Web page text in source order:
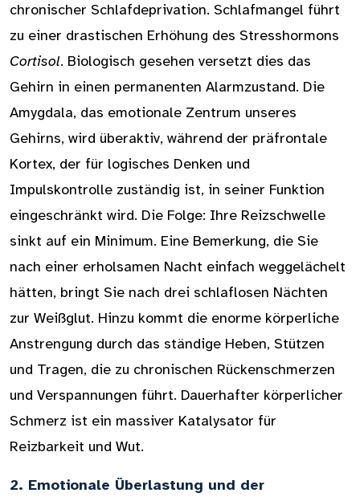
chronischer Schlafdeprivation. Schlafmangel führt
zu einer drastischen Erhöhung des Stresshormons
Cortisol. Biologisch gesehen versetzt dies das
Gehirn in einen permanenten Alarmzustand. Die
Amygdala, das emotionale Zentrum unseres
Gehirns, wird überaktiv, während der präfrontale
Kortex, der für logisches Denken und
Impulskontrolle zuständig ist, in seiner Funktion
eingeschränkt wird. Die Folge: Ihre Reizschwelle
sinkt auf ein Minimum. Eine Bemerkung, die Sie
nach einer erholsamen Nacht einfach weggelächelt
hätten, bringt Sie nach drei schlaflosen Nächten
zur Weißglut. Hinzu kommt die enorme körperliche
Anstrengung durch das ständige Heben, Stützen
und Tragen, die zu chronischen Rückenschmerzen
und Verspannungen führt. Dauerhafter körperlicher
Schmerz ist ein massiver Katalysator für
Reizbarkeit und Wut.
2. Emotionale Überlastung und der